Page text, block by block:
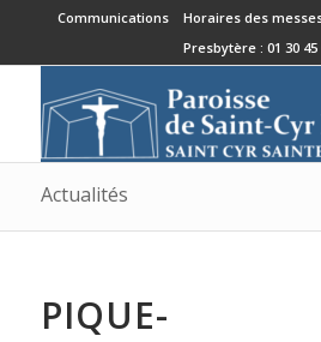
Communications Horaires des
Presbytère : 01 30 45
Actualités
PIQUE-